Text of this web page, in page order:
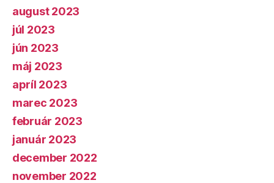
august 2023
júl 2023
jún 2023
máj 2023
apríl 2023
marec 2023
február 2023
január 2023
december 2022
november 2022